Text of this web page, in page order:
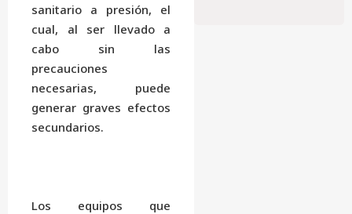
sanitario a presión, el
cual, al ser llevado a
cabo sin las
precauciones
necesarias, puede
generar graves efectos
secundarios.
Los equipos que